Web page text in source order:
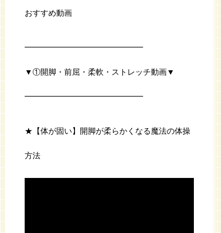
おすすめ動画
━━━━━━━━━━━━━━━
▼①開脚・前屈・柔軟・ストレッチ動画▼
━━━━━━━━━━━━━━━
★【体が固い】開脚が柔らかくなる魔法の体操
方法